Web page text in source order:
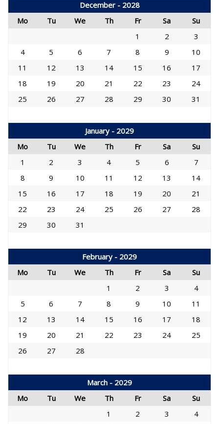
December - 2028
Mo
Tu We Th Fr Sa
Su
1
2
3
4
5 6 7 8 9
10
11
12 13 14 15 16
17
18
19 20 21 22 23
24
25
26 27 28 29 30 31
January - 2029
Mo
Tu We Th Fr Sa
Su
1
2 3 4 5 6
7
8
9 10 11 12 13
14
15
16 17 18 19 20
21
22
23 24 25 26 27
28
29
30 31
February - 2029
Mo
Tu We Th Fr Sa
Su
1
2 3
4
5
6 7 8 9 10
11
12
13 14 15 16 17
18
19
20 21 22 23 24
25
26
27 28
March - 2029
Mo
Tu We Th Fr Sa
Su
1
2 3
4